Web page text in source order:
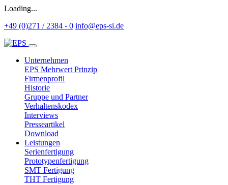
Loading...
+49 (0)271 / 2384 - 0 info@eps-si.de
Unternehmen
EPS Mehrwert Prinzip
Firmenprofil
Historie
Gruppe und Partner
Verhaltenskodex
Interviews
Presseartikel
Download
Leistungen
Serienfertigung
Prototypenfertigung
SMT Fertigung
THT Fertigung